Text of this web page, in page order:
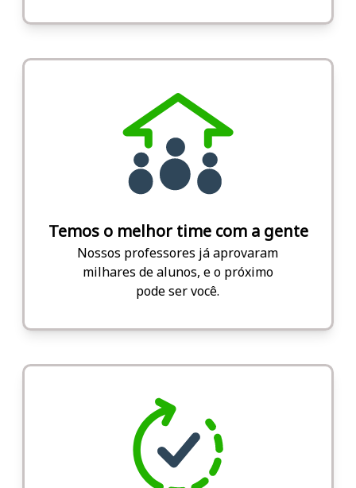
Temos o melhor time com a gente
Nossos professores já aprovaram
milhares de alunos, e o próximo
pode ser você.